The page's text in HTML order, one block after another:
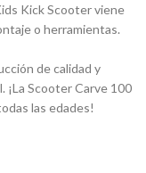
Kick Scooter viene
o herramientas.
de calidad y
¡La Scooter Carve 100
las edades!